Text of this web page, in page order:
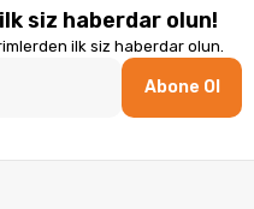
siz haberdar olun!
ilk siz haberdar olun.
Abone Ol